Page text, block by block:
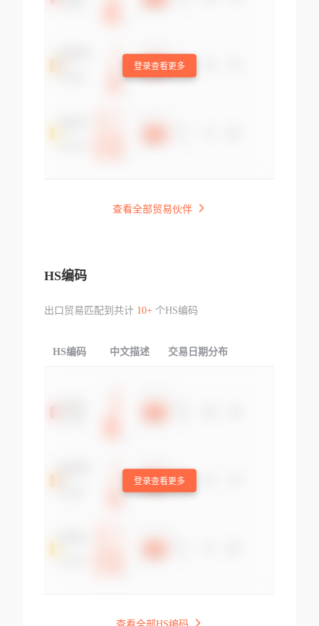
登录查看更多
查看全部贸易伙伴
HS编码
出口贸易匹配到共计 10+个HS编码
HS编码 中文描述 交易日期分布
登录查看更多